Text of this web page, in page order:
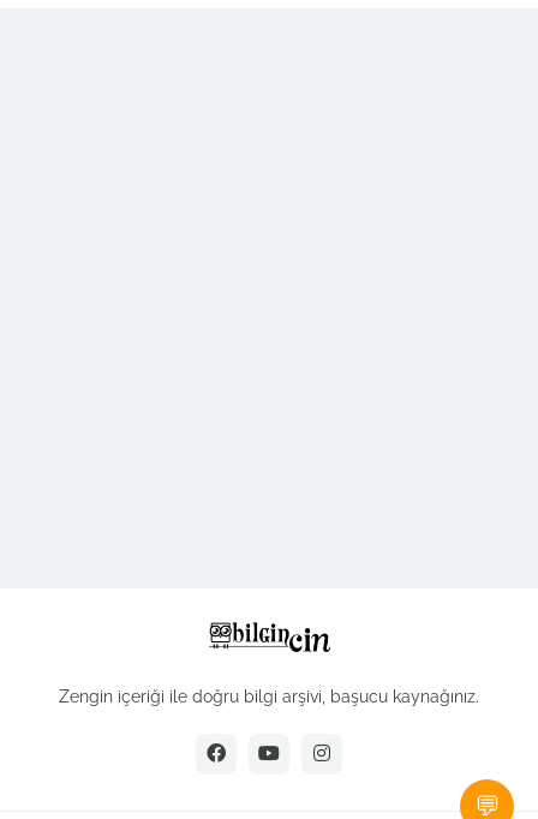
Zengin içeriği ile doğru bilgi arşivi, başucu kaynağınız.
💬